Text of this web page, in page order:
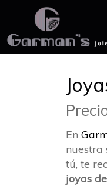
En
nuestra
tú, te
joyas